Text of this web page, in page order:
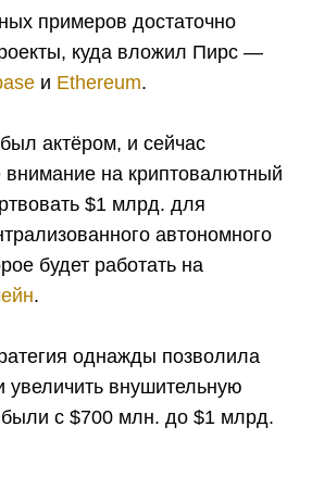
примеров достаточно
куда вложил Пирс —
и Ethereum.
актёром, и сейчас
на криптовалютный
$1 млрд. для
автономного
будет работать на
.
однажды позволила
увеличить внушительную
с $700 млн. до $1 млрд.